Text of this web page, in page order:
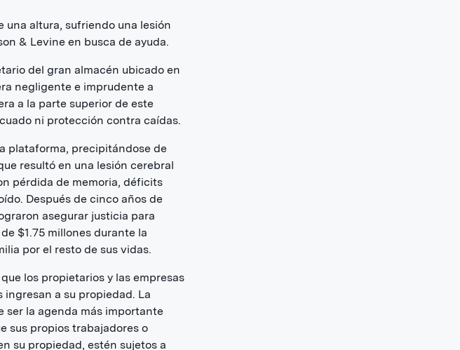
una altura, sufriendo una lesión
& Levine en busca de ayuda.
del gran almacén ubicado en
negligente e imprudente a
a la parte superior de este
ni protección contra caídas.
plataforma, precipitándose de
resultó en una lesión cerebral
pérdida de memoria, déficits
Después de cinco años de
asegurar justicia para
$1.75 millones durante la
por el resto de sus vidas.
los propietarios y las empresas
a su propiedad. La
ser la agenda más importante
sus propios trabajadores o
su propiedad, estén sujetos a